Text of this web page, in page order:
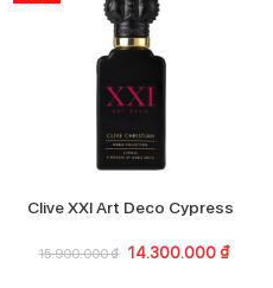
Clive XXI Art Deco Cypress
15.900.000₫ 14.300.000 ₫